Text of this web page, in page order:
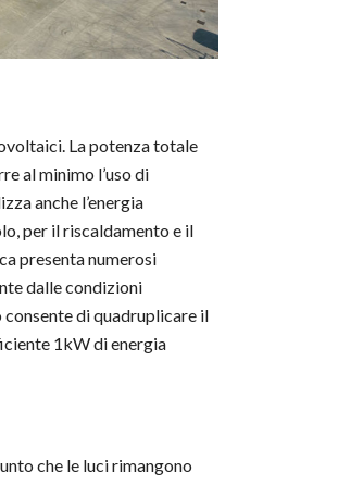
La potenza totale
al minimo l’uso di
anche l’energia
per il riscaldamento e il
presenta numerosi
dalle condizioni
di quadruplicare il
1kW di energia
che le luci rimangono